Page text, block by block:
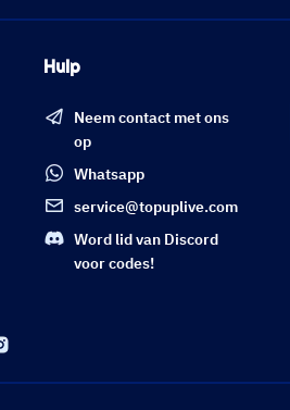
Hulp
Neem contact met ons
op
Whatsapp
service@topuplive.com
Word lid van Discord
voor codes!